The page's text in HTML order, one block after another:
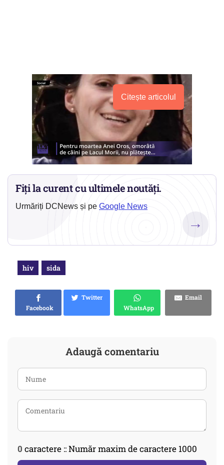
Citește articolul
Fiți la curent cu ultimele noutăți.
Urmăriți DCNews și pe Google News
→
hiv sida
Facebook
Twitter
WhatsApp
Email
Adaugă comentariu
0 caractere :: Număr maxim de caractere 1000